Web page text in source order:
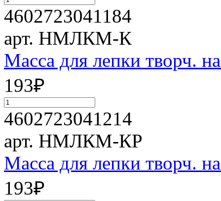
4602723041184
арт. НМЛКМ-К
Масса для лепки творч.
193₽
4602723041214
арт. НМЛКМ-КР
Масса для лепки творч.
193₽